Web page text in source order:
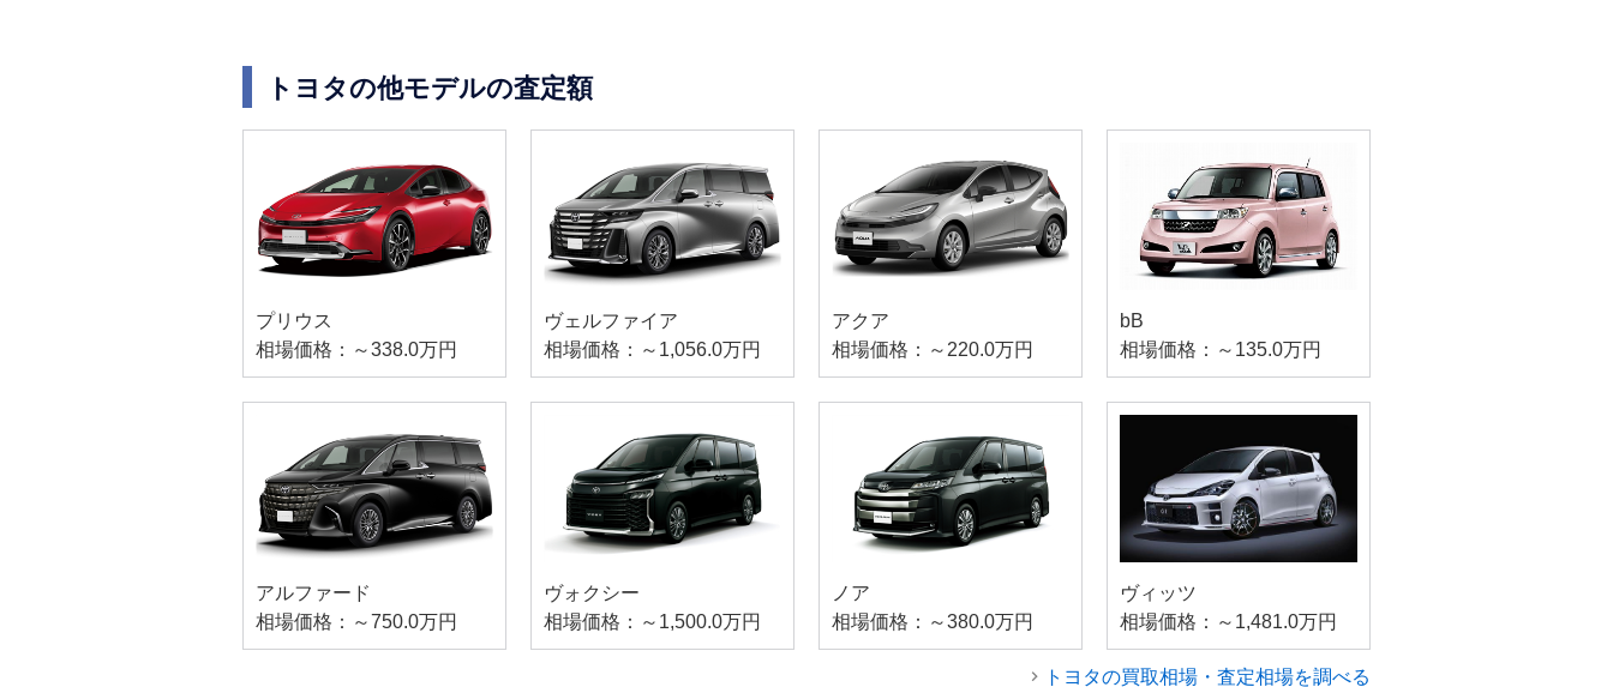
トヨタの他モデルの査定額
プリウス
相場価格：～338.0万円
ヴェルファイア
相場価格：～1,056.0万円
アクア
相場価格：～220.0万円
bB
相場価格：～135.0万円
アルファード
相場価格：～750.0万円
ヴォクシー
相場価格：～1,500.0万円
ノア
相場価格：～380.0万円
ヴィッツ
相場価格：～1,481.0万円
トヨタの買取相場・査定相場を調べる